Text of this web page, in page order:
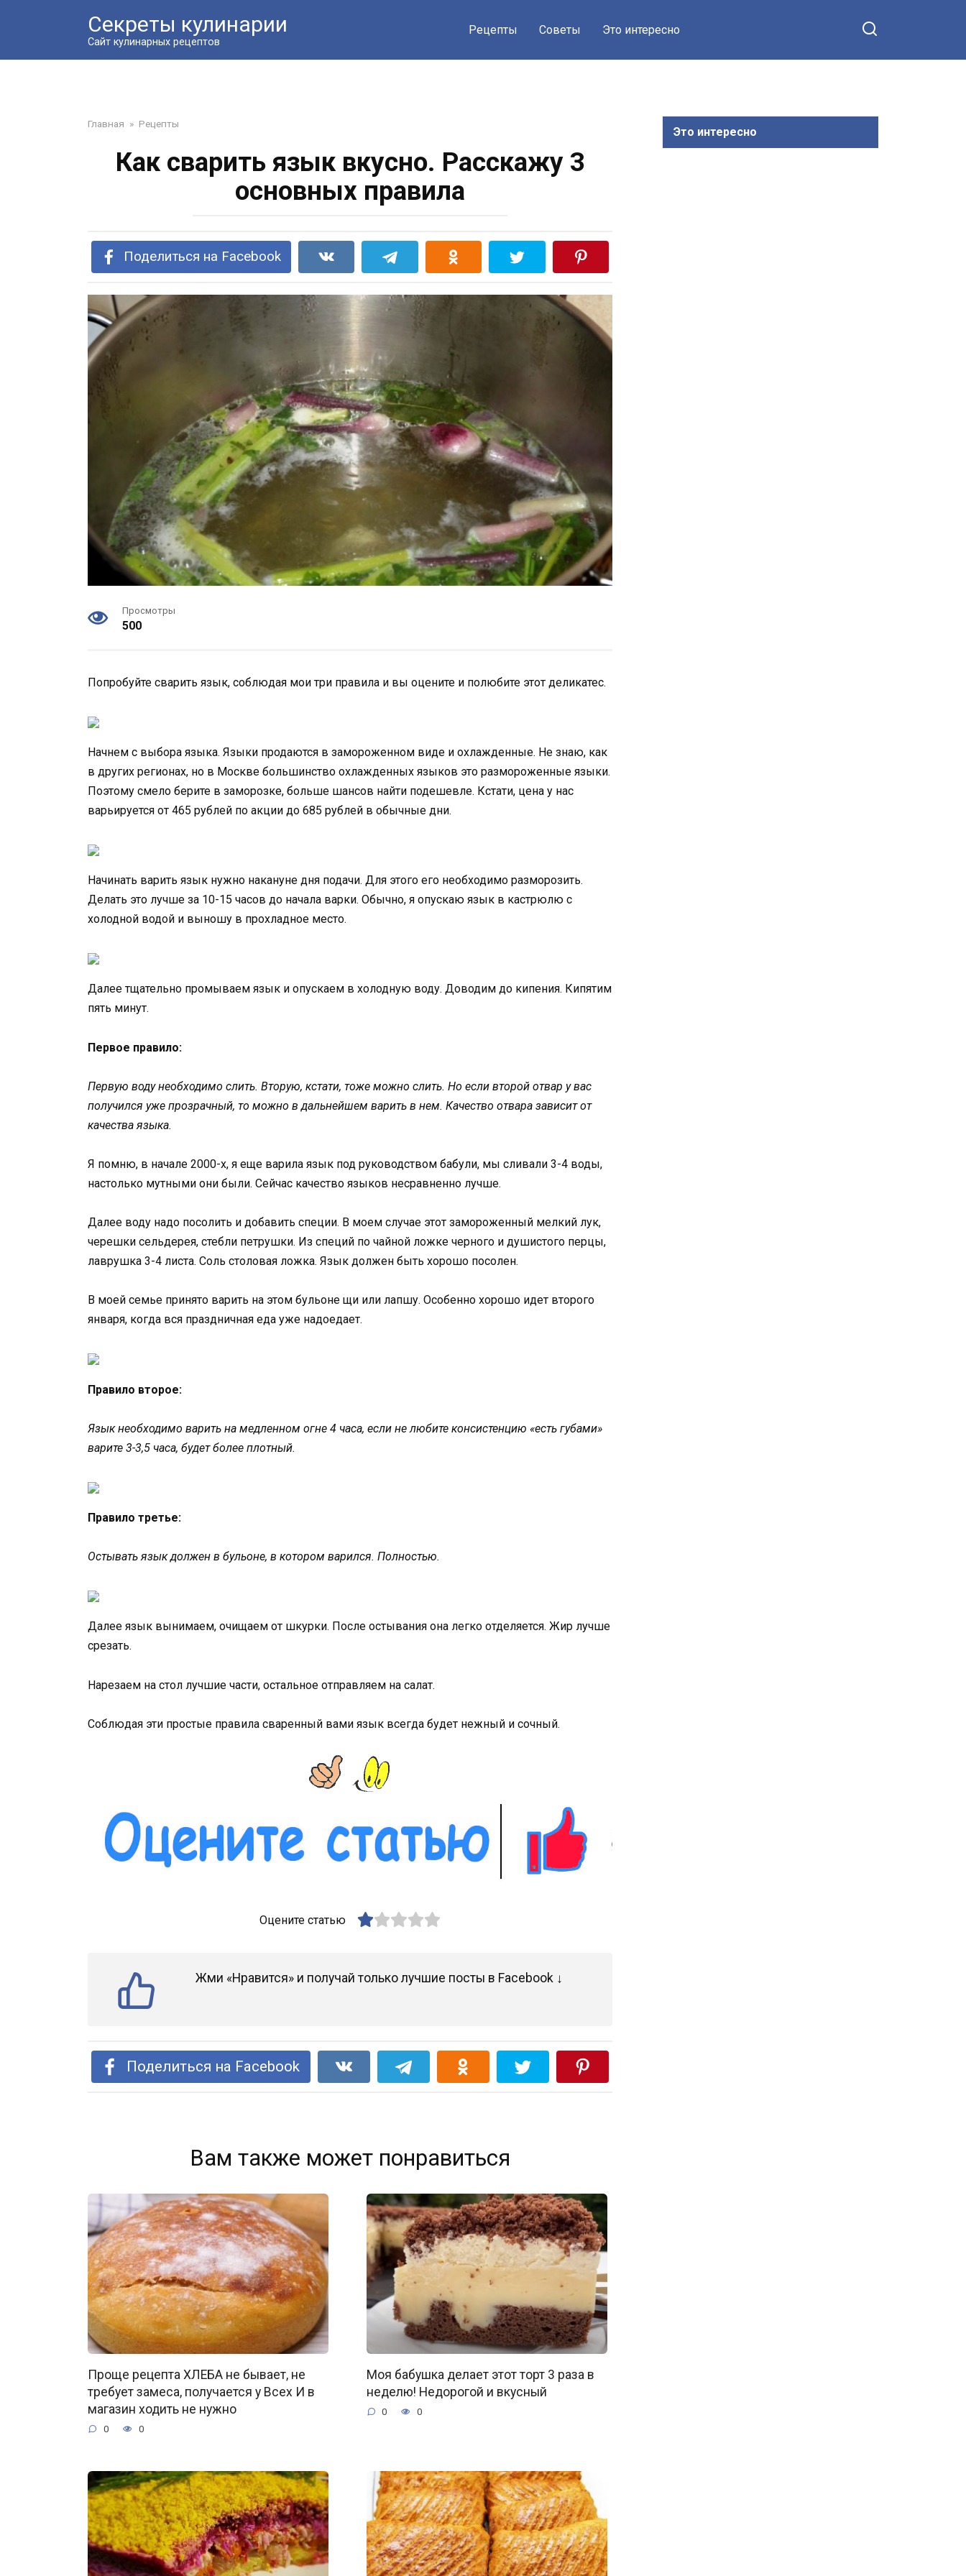
Секреты кулинарии
Сайт кулинарных рецептов
Рецепты Советы Это интересно
Главная » Рецепты
Как сварить язык вкусно. Расскажу 3
основных правила
Поделиться на Facebook
Просмотры
500
Попробуйте сварить язык, соблюдая мои три правила и вы оцените и полюбите этот деликатес.
Начнем с выбора языка. Языки продаются в замороженном виде и охлажденные. Не знаю, как
в других регионах, но в Москве большинство охлажденных языков это размороженные языки.
Поэтому смело берите в заморозке, больше шансов найти подешевле. Кстати, цена у нас
варьируется от 465 рублей по акции до 685 рублей в обычные дни.
Начинать варить язык нужно накануне дня подачи. Для этого его необходимо разморозить.
Делать это лучше за 10-15 часов до начала варки. Обычно, я опускаю язык в кастрюлю с
холодной водой и выношу в прохладное место.
Далее тщательно промываем язык и опускаем в холодную воду. Доводим до кипения. Кипятим
пять минут.
Первое правило:
Первую воду необходимо слить. Вторую, кстати, тоже можно слить. Но если второй отвар у вас
получился уже прозрачный, то можно в дальнейшем варить в нем. Качество отвара зависит от
качества языка.
Я помню, в начале 2000-х, я еще варила язык под руководством бабули, мы сливали 3-4 воды,
настолько мутными они были. Сейчас качество языков несравненно лучше.
Далее воду надо посолить и добавить специи. В моем случае этот замороженный мелкий лук,
черешки сельдерея, стебли петрушки. Из специй по чайной ложке черного и душистого перцы,
лаврушка 3-4 листа. Соль столовая ложка. Язык должен быть хорошо посолен.
В моей семье принято варить на этом бульоне щи или лапшу. Особенно хорошо идет второго
января, когда вся праздничная еда уже надоедает.
Правило второе:
Язык необходимо варить на медленном огне 4 часа, если не любите консистенцию «есть губами»
варите 3-3,5 часа, будет более плотный.
Правило третье:
Остывать язык должен в бульоне, в котором варился. Полностью.
Далее язык вынимаем, очищаем от шкурки. После остывания она легко отделяется. Жир лучше
срезать.
Нарезаем на стол лучшие части, остальное отправляем на салат.
Соблюдая эти простые правила сваренный вами язык всегда будет нежный и сочный.
Оцените статью
Жми «Нравится» и получай только лучшие посты в Facebook ↓
Поделиться на Facebook
Вам также может понравиться
Проще рецепта ХЛЕБА не бывает, не
требует замеса, получается у Всех И в
магазин ходить не нужно
0 0
Моя бабушка делает этот торт 3 раза в
неделю! Недорогой и вкусный
0 0
Это интересно